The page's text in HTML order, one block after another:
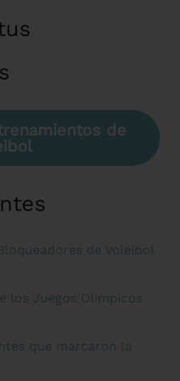
de
de Voleibol
los Juegos Olímpicos
que marcaron la